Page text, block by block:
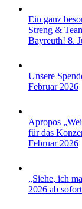
Ein ganz
Streng &
Bayreuth! 8.
Unsere
Februar 2026
Apropos
für das
Februar 2026
„Siehe, ich
2026 ab